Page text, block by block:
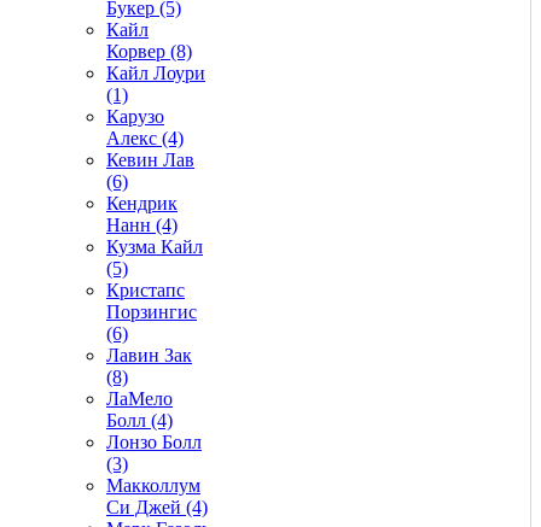
Букер (5)
Кайл
Корвер (8)
Кайл Лоури
(1)
Карузо
Алекс (4)
Кевин Лав
(6)
Кендрик
Нанн (4)
Кузма Кайл
(5)
Кристапс
Порзингис
(6)
Лавин Зак
(8)
ЛаМело
Болл (4)
Лонзо Болл
(3)
Макколлум
Си Джей (4)